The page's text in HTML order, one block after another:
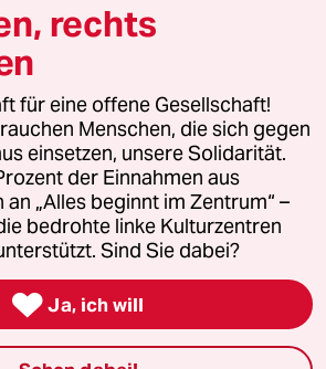
Vertriebs GmbH
rechtlichen Fragen oder für Genehmigungen
lizenzen@taz.de
Kommune-Richtlinien
Datenschutz Impressum AGB
widerrufen (Ads)
rechts
für eine offene Gesellschaft!
Menschen, die sich gegen
einsetzen, unsere Solidarität.
der Einnahmen aus
„Alles beginnt im Zentrum“ –
bedrohte linke Kulturzentren
Sind Sie dabei?
 Ja, ich will